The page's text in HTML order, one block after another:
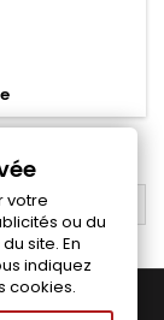
EN HAUT
votre
ou du
site. En
indiquez
cookies.